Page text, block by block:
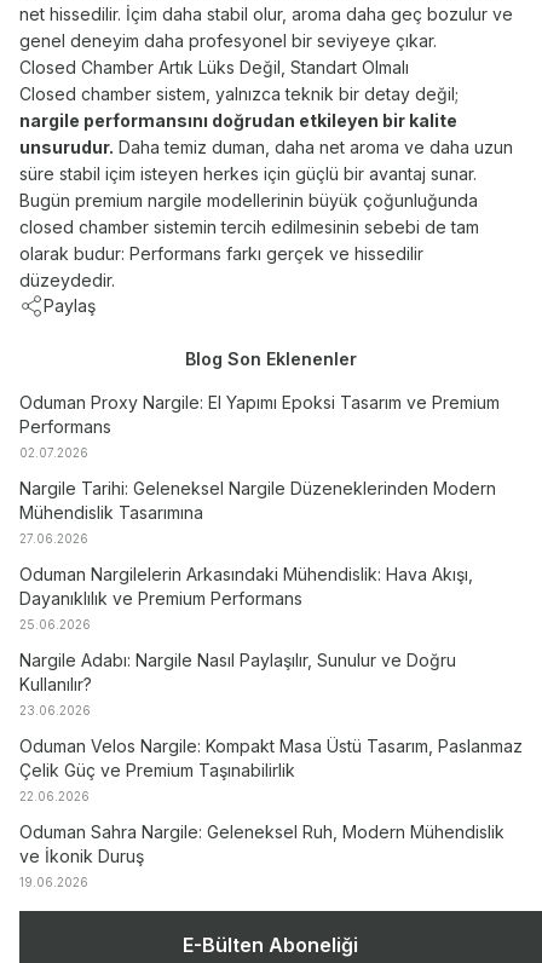
net hissedilir. İçim daha stabil olur, aroma daha geç bozulur ve
genel deneyim daha profesyonel bir seviyeye çıkar.
Closed Chamber Artık Lüks Değil, Standart Olmalı
Closed chamber sistem, yalnızca teknik bir detay değil;
nargile performansını doğrudan etkileyen bir kalite
unsurudur. Daha temiz duman, daha net aroma ve daha uzun
süre stabil içim isteyen herkes için güçlü bir avantaj sunar.
Bugün premium nargile modellerinin büyük çoğunluğunda
closed chamber sistemin tercih edilmesinin sebebi de tam
olarak budur: Performans farkı gerçek ve hissedilir
düzeydedir.
Paylaş
Blog Son Eklenenler
Oduman Proxy Nargile: El Yapımı Epoksi Tasarım ve Premium
Performans
02.07.2026
Nargile Tarihi: Geleneksel Nargile Düzeneklerinden Modern
Mühendislik Tasarımına
27.06.2026
Oduman Nargilelerin Arkasındaki Mühendislik: Hava Akışı,
Dayanıklılık ve Premium Performans
25.06.2026
Nargile Adabı: Nargile Nasıl Paylaşılır, Sunulur ve Doğru
Kullanılır?
23.06.2026
Oduman Velos Nargile: Kompakt Masa Üstü Tasarım, Paslanmaz
Çelik Güç ve Premium Taşınabilirlik
22.06.2026
Oduman Sahra Nargile: Geleneksel Ruh, Modern Mühendislik
ve İkonik Duruş
19.06.2026
E-Bülten Aboneliği